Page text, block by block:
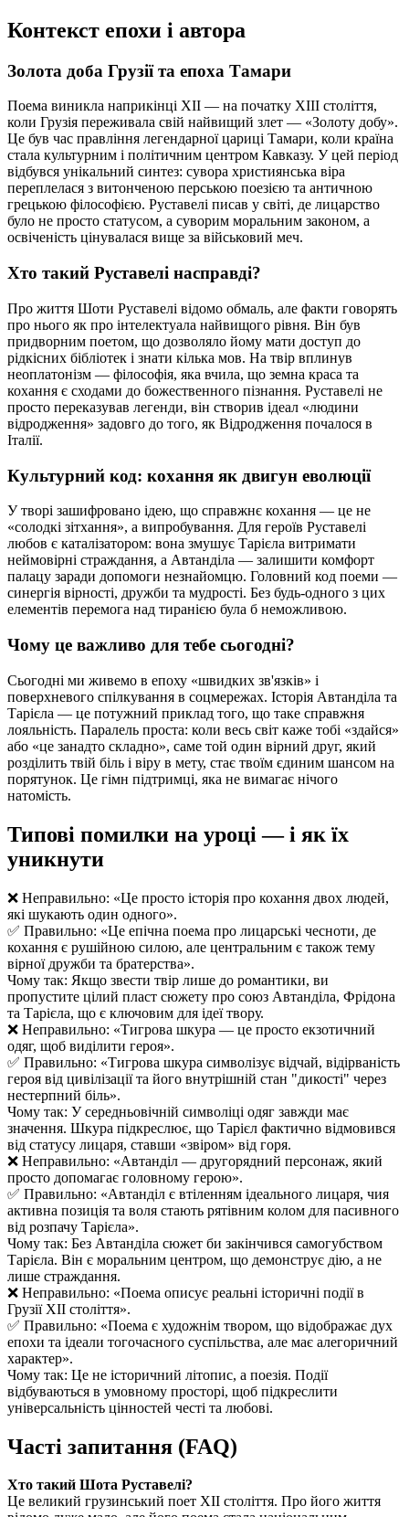
Контекст епохи і автора
Золота доба Грузії та епоха Тамари
Поема виникла наприкінці XII — на початку XIII століття,
коли Грузія переживала свій найвищий злет — «Золоту добу».
Це був час правління легендарної цариці Тамари, коли країна
стала культурним і політичним центром Кавказу. У цей період
відбувся унікальний синтез: сувора християнська віра
переплелася з витонченою перською поезією та античною
грецькою філософією. Руставелі писав у світі, де лицарство
було не просто статусом, а суворим моральним законом, а
освіченість цінувалася вище за військовий меч.
Хто такий Руставелі насправді?
Про життя Шоти Руставелі відомо обмаль, але факти говорять
про нього як про інтелектуала найвищого рівня. Він був
придворним поетом, що дозволяло йому мати доступ до
рідкісних бібліотек і знати кілька мов. На твір вплинув
неоплатонізм — філософія, яка вчила, що земна краса та
кохання є сходами до божественного пізнання. Руставелі не
просто переказував легенди, він створив ідеал «людини
відродження» задовго до того, як Відродження почалося в
Італії.
Культурний код: кохання як двигун еволюції
У творі зашифровано ідею, що справжнє кохання — це не
«солодкі зітхання», а випробування. Для героїв Руставелі
любов є каталізатором: вона змушує Тарієла витримати
неймовірні страждання, а Автанділа — залишити комфорт
палацу заради допомоги незнайомцю. Головний код поеми —
синергія вірності, дружби та мудрості. Без будь-одного з цих
елементів перемога над тиранією була б неможливою.
Чому це важливо для тебе сьогодні?
Сьогодні ми живемо в епоху «швидких зв'язків» і
поверхневого спілкування в соцмережах. Історія Автанділа та
Тарієла — це потужний приклад того, що таке справжня
лояльність. Паралель проста: коли весь світ каже тобі «здайся»
або «це занадто складно», саме той один вірний друг, який
розділить твій біль і віру в мету, стає твоїм єдиним шансом на
порятунок. Це гімн підтримці, яка не вимагає нічого
натомість.
Типові помилки на уроці — і як їх
уникнути
❌ Неправильно: «Це просто історія про кохання двох людей,
які шукають один одного».
✅ Правильно: «Це епічна поема про лицарські чесноти, де
кохання є рушійною силою, але центральним є також тему
вірної дружби та братерства».
Чому так: Якщо звести твір лише до романтики, ви
пропустите цілий пласт сюжету про союз Автанділа, Фрідона
та Тарієла, що є ключовим для ідеї твору.
❌ Неправильно: «Тигрова шкура — це просто екзотичний
одяг, щоб виділити героя».
✅ Правильно: «Тигрова шкура символізує відчай, відірваність
героя від цивілізації та його внутрішній стан "дикості" через
нестерпний біль».
Чому так: У середньовічній символіці одяг завжди має
значення. Шкура підкреслює, що Тарієл фактично відмовився
від статусу лицаря, ставши «звіром» від горя.
❌ Неправильно: «Автанділ — другорядний персонаж, який
просто допомагає головному герою».
✅ Правильно: «Автанділ є втіленням ідеального лицаря, чия
активна позиція та воля стають рятівним колом для пасивного
від розпачу Тарієла».
Чому так: Без Автанділа сюжет би закінчився самогубством
Тарієла. Він є моральним центром, що демонструє дію, а не
лише страждання.
❌ Неправильно: «Поема описує реальні історичні події в
Грузії XII століття».
✅ Правильно: «Поема є художнім твором, що відображає дух
епохи та ідеали тогочасного суспільства, але має алегоричний
характер».
Чому так: Це не історичний літопис, а поезія. Події
відбуваються в умовному просторі, щоб підкреслити
універсальність цінностей честі та любові.
Часті запитання (FAQ)
Хто такий Шота Руставелі?
Це великий грузинський поет XII століття. Про його життя